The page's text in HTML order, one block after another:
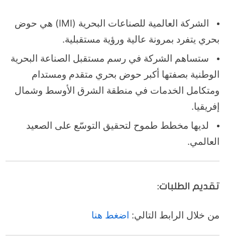
الشركة العالمية للصناعات البحرية (IMI) هي حوض
بحري يتفرد بمرونة عالية ورؤية مستقبلية.
ستساهم الشركة في رسم مستقبل الصناعة البحرية
الوطنية بصفتها أكبر حوض بحري متقدم ومستدام
ومتكامل الخدمات في منطقة الشرق الأوسط وشمال
إفريقيا.
لديها مخطط طموح لتحقيق التوسّع على الصعيد
العالمي.
تقديم الطلبات:
من خلال الرابط التالي: اضغط هنا